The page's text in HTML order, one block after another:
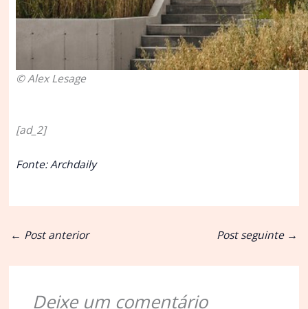
© Alex Lesage
[ad_2]
Fonte: Archdaily
← Post anterior Post seguinte →
Deixe um comentário